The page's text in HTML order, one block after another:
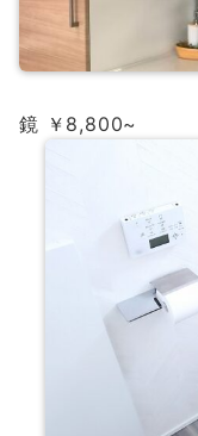
鏡 ￥8,800~